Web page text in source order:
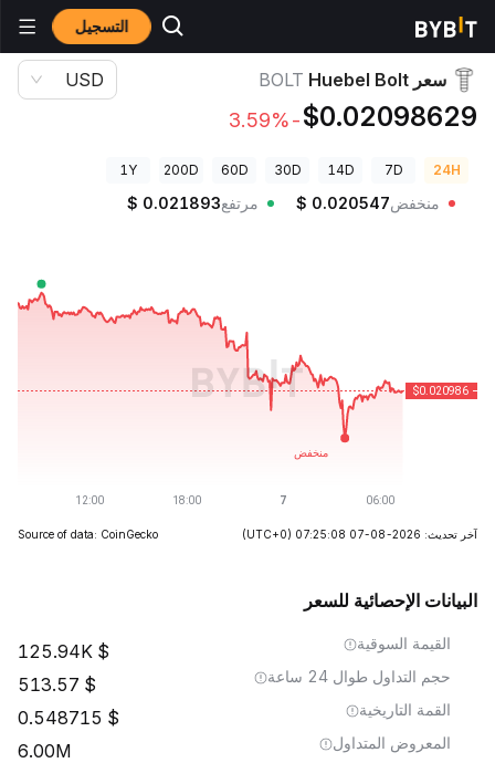
التسجيل أسعار العملات الرقمية
سعر Huebel Bolt BOLT
$0.02098629
-3.59%
USD
24H
7D
14D
30D
60D
200D
1Y
منخفض $ 0.020547 مرتفع $ 0.021893
آخر تحديث: 2026-08-07 07:25:08 (UTC+0)
Source of data: CoinGecko
البيانات الإحصائية للسعر
القيمة السوقية 125.94K
حجم التداول طوال 24 ساعة 513.57
القمة التاريخية 0.548715
المعروض المتداول 6.00M